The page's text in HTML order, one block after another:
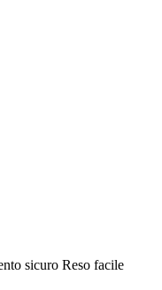
sicuro Reso facile